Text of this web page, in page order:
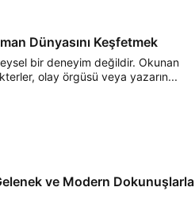
Dünyasını Keşfetmek
bir deneyim değildir. Okunan
olay örgüsü veya yazarın...
ve Modern Dokunuşlarla